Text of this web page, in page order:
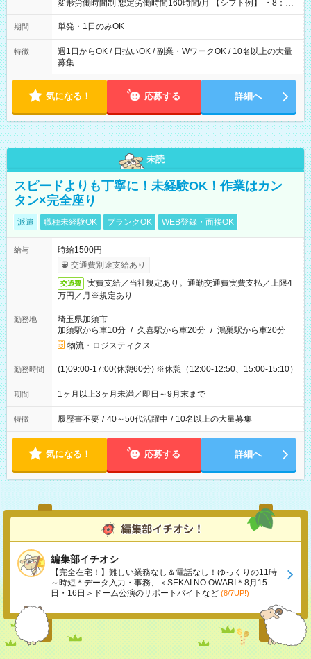
変形労働時間制 想定労働時間160時間/月 【シフト例】 ・8：00
～21：00
期間 単発・1日のみOK
特徴
週1日からOK / 日払いOK / 副業・WワークOK / 10名以上の大量
募集
気になる！ 応募する 詳細へ
未読
スピードよりも丁寧に！未経験OK！作業はカン
タン×完全座り
派遣 職種未経験OK ブランクOK WEB登録・面接OK
給与
時給1500円
交通費別途支給あり
交通費
実費支給／当社規定あり。通勤交通費実費支払／上限4
万円／月※規定あり
勤務地
埼玉県加須市
加須駅から車10分 / 久喜駅から車20分 / 鴻巣駅から車20分
物流・ロジスティクス
勤務時間 (1)09:00-17:00(休憩60分) ※休憩（12:00-12:50、15:00-15:10）
期間 1ヶ月以上3ヶ月未満／即日～9月末まで
特徴 履歴書不要 / 40～50代活躍中 / 10名以上の大量募集
気になる！ 応募する 詳細へ
編集部イチオシ
【完全在宅！】難しい業務なし＆電話なし！ゆっくりの11時
～時短＊データ入力・事務、＜SEKAI NO OWARI＊8月15
日・16日＞ドーム公演のサポートバイトなど (8/7UP!)